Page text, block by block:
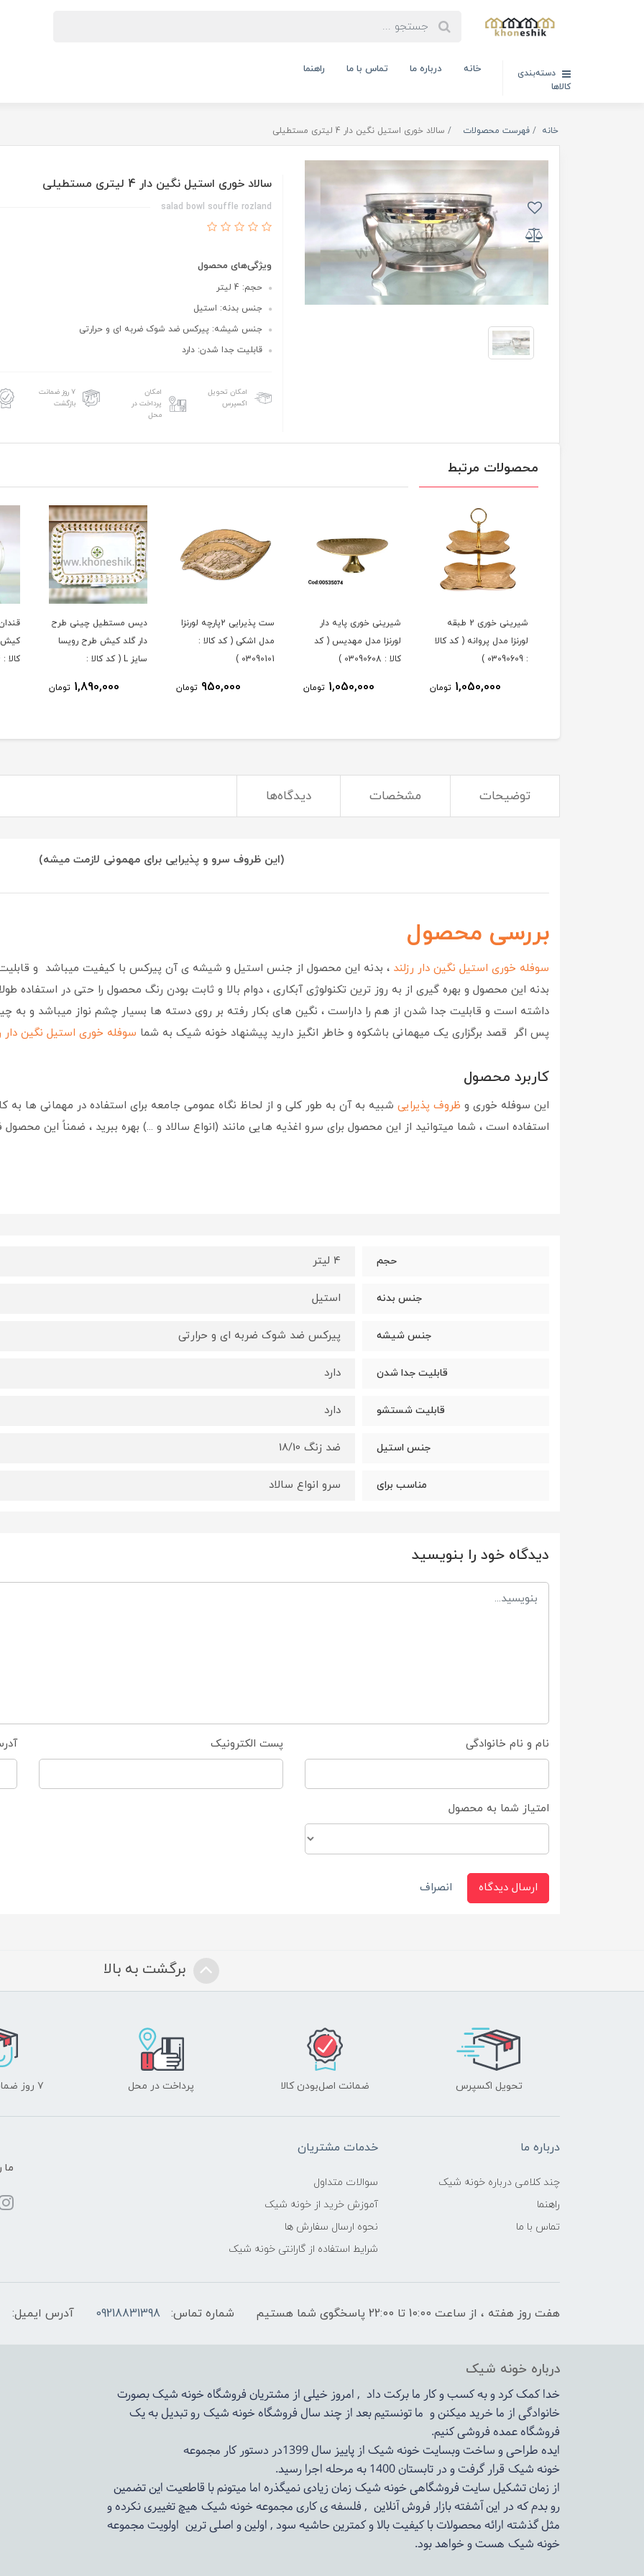
دسته‌بندی
کالاها
خانه درباره ما تماس با ما راهنما
خانه فهرست محصولات سالاد خوری استیل نگین دار 4 لیتری مستطیلی
سالاد خوری استیل نگین دار 4 لیتری مستطیلی
salad bowl souffle rozland
ویژگی‌های محصول
حجم: 4 لیتر
جنس بدنه: استیل
جنس شیشه: پیرکس ضد شوک ضربه ای و حرارتی
قابلیت جدا شدن: دارد
امکان تحویل
اکسپرس
امکان
پرداخت در
محل
۷ روز ضمانت
بازگشت
محصولات مرتبط
شیرینی خوری 2 طبقه
لورنزا مدل پروانه ( کد کالا
: 03090609 )
1,050,000 تومان
شیرینی خوری پایه دار
لورنزا مدل مهدیس ( کد
کالا : 03090608 )
1,050,000 تومان
ست پذیرایی 2پارچه لورنزا
مدل اشکی ( کد کالا :
03090101 )
950,000 تومان
دیس مستطیل چینی طرح
دار گلد کیش طرح رویسا
سایز L ( کد کالا :
1,890,000 تومان
کیش
کالا : 03071434 )
توضیحات مشخصات دیدگاه‌ها
(این ظروف سرو و پذیرایی برای مهمونی لازمت میشه)
بررسی محصول
سوفله خوری استیل نگین دار رزلند ، بدنه این محصول از جنس استیل و شیشه ی آن پیرکس با کیفیت میباشد و قابلیت
بدنه این محصول و بهره گیری از به روز ترین تکنولوژی آبکاری ، دوام بالا و ثابت بودن رنگ محصول را حتی در استفاده
داشته است و قابلیت جدا شدن از هم را داراست ، نگین های بکار رفته بر روی دسته ها بسیار چشم نواز میباشد و به
پس اگر قصد برگزاری یک میهمانی باشکوه و خاطر انگیز دارید پیشنهاد خونه شیک به شما سوفله خوری استیل نگین دار
کاربرد محصول
این سوفله خوری و ظروف پذیرایی شبیه به آن به طور کلی و از لحاظ نگاه عمومی جامعه برای استفاده در مهمانی ها به
استفاده است ، شما میتوانید از این محصول برای سرو اغذیه هایی مانند (انواع سالاد و ...) بهره ببرید ، ضمناً این محصول
حجم 4 لیتر
جنس بدنه استیل
جنس شیشه پیرکس ضد شوک ضربه ای و حرارتی
قابلیت جدا شدن دارد
قابلیت شستشو دارد
جنس استیل ضد زنگ 18/10
مناسب برای سرو انواع سالاد
دیدگاه خود را بنویسید
نام و نام خانوادگی پست الکترونیک
امتیاز شما به محصول
ارسال دیدگاه انصراف
برگشت به بالا
تحویل اکسپرس ضمانت اصل‌بودن کالا پرداخت در محل ۷ روز ضمانت بازگشت
درباره ما
چند کلامی درباره خونه شیک
راهنما
تماس با ما
خدمات مشتریان
سوالات متداول
آموزش خرید از خونه شیک
نحوه ارسال سفارش ها
شرایط استفاده از گارانتی خونه شیک
ما
هفت روز هفته ، از ساعت 10:00 تا 22:00 پاسخگوی شما هستیم شماره تماس: 09218831398 آدرس ایمیل:
درباره خونه شیک
خدا کمک کرد و به کسب و کار ما برکت داد , امروز خیلی از مشتریان فروشگاه خونه شیک بصورت
خانوادگی از ما خرید میکنن و ما تونستیم بعد از چند سال فروشگاهخونه شیکرو تبدیل به یک
فروشگاه عمده فروشی کنیم.
ایده طراحی و ساخت وبسایت خونه شیک از پاییز سال 1399در دستور کار مجموعه
خونه شیک قرار گرفت و در تابستان 1400 به مرحله اجرا رسید.
از زمان تشکیل سایت فروشگاهیخونه شیکزمان زیادی نمیگذره اما میتونم با قاطعیت این تضمین
رو بدم که در این آشفته بازار فروش آنلاین , فلسفه ی کاری مجموعهخونه شیک هیچ تغییری نکرده و
مثل گذشته ارائه محصولات با کیفیت بالا و کمترین حاشیه سود , اولین و اصلی ترین اولویت مجموعه
خونه شیک هست و خواهد بود.